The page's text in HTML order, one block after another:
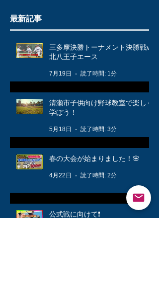
最新記事
三多摩決勝トーナメント決勝戦vs
北八王子エース
7月19日 読了時間: 1分
清瀬市子供向け野球教室で楽しく
学ぼう！
5月18日 読了時間: 3分
春の大会が始まりました！🌸
4月22日 読了時間: 2分
公式戦に向けて❗️